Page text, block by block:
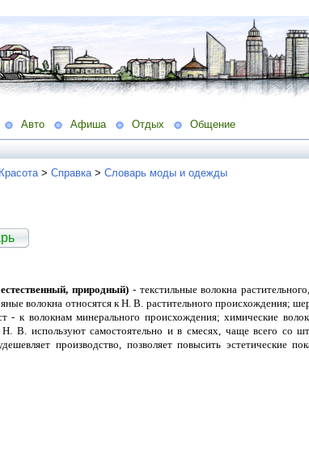
Авто Афиша Отдых Общение
> Справка > Словарь моды и одежды
природный) - текстильные волокна
волокна относятся к Н. В. растительного происхождения;
- к волокнам минерального происхождения; химические
В. используют самостоятельно и в смесях, чаще всего со
производство, позволяет повысить эстетические